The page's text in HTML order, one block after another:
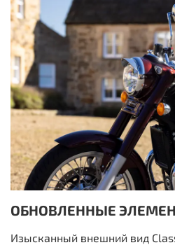
ОБНОВЛЕННЫЕ
Изысканный внешний вид